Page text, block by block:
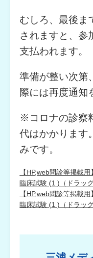
むしろ、最後ま
されますと、参
支払われます。
準備が整い次第
際には再度通知
※コロナの診察
代はかかります
みです。
【HP,web問診等掲載
臨床試験 (1 )（ドラッ
【HP,web問診等掲載
臨床試験 (1 )（ドラッ